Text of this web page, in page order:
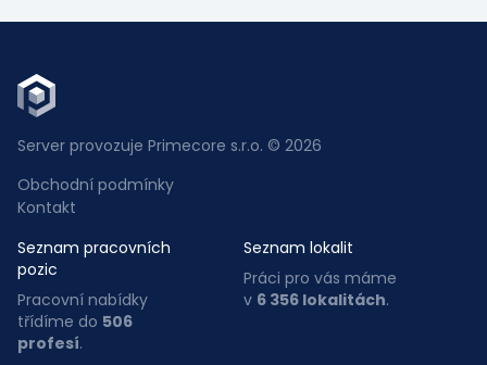
Server provozuje Primecore s.r.o. © 2026
Obchodní podmínky
Kontakt
Seznam pracovních
pozic
Pracovní nabídky
třídíme do 506
profesí.
Seznam lokalit
Práci pro vás máme
v 6 356 lokalitách.